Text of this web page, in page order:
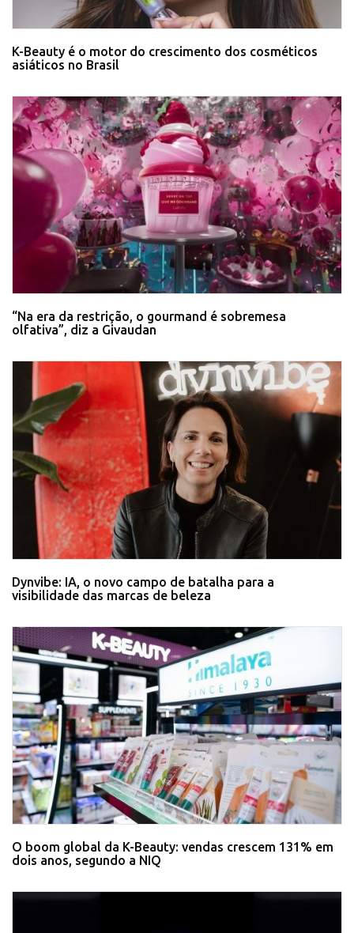
K-Beauty é o motor do crescimento dos cosméticos
asiáticos no Brasil
“Na era da restrição, o gourmand é sobremesa
olfativa”, diz a Givaudan
Dynvibe: IA, o novo campo de batalha para a
visibilidade das marcas de beleza
O boom global da K-Beauty: vendas crescem 131% em
dois anos, segundo a NIQ